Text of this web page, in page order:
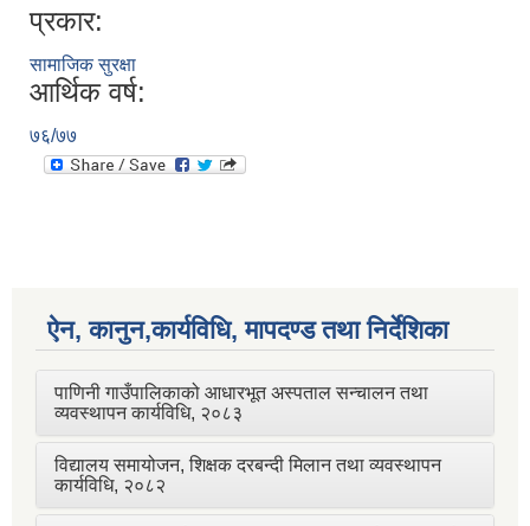
प्रकार:
सामाजिक सुरक्षा
आर्थिक वर्ष:
७६/७७
ऐन, कानुन,कार्यविधि, मापदण्ड तथा निर्देशिका
पाणिनी गाउँपालिकाको आधारभूत अस्पताल सन्चालन तथा
व्यवस्थापन कार्यविधि, २०८३
विद्यालय समायोजन, शिक्षक दरबन्दी मिलान तथा व्यवस्थापन
कार्यविधि, २०८२